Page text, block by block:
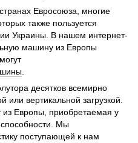
Евросоюза, многие
также пользуется
Украины. В нашем интернет-
машину из Европы
.
десятков всемирно
или вертикальной загрузкой.
Европы, приобретаемая у
Мы
поступающей к нам